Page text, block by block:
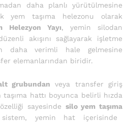
daha planlı yürütülmesine
yem taşıma helezonu olarak
Helezyon Yayı, yemin silodan
akışını sağlayarak işletme
daha verimli hale gelmesine
elemanlarından biridir.
grubundan veya transfer giriş
taşıma hattı boyunca belirli hızda
sayesinde silo yem taşıma
sistem, yemin hat içerisinde